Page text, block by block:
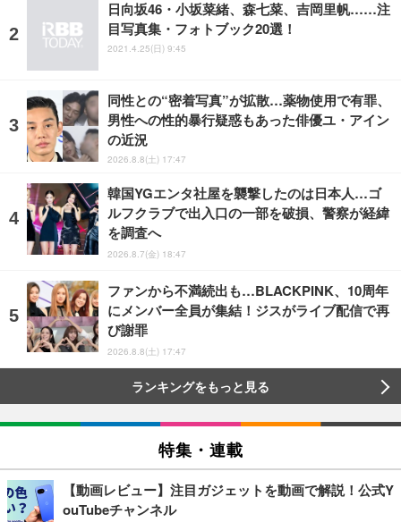
日向坂46・小坂菜緒、森七菜、吉岡里帆……注
目写真集・フォトブック20選！
2021.4.25(日) 9:45
同性との“密着写真”が拡散…薬物使用で有罪、
男性への性的暴行疑惑もあった俳優ユ・アイン
の近況
2026.8.8(土) 17:47
韓国YGエンタ社屋を襲撃したのは日本人…ゴ
ルフクラブで出入口の一部を破損、警察が経緯
を調査へ
2026.8.7(金) 18:47
ファンから不満続出も…BLACKPINK、10周年
にメンバー全員が集結！ジスがライブ配信で再
び謝罪
2026.8.8(土) 17:47
ランキングをもっと見る
特集・連載
【動画レビュー】注目ガジェットを動画で解説！公式Y
ouTubeチャンネル